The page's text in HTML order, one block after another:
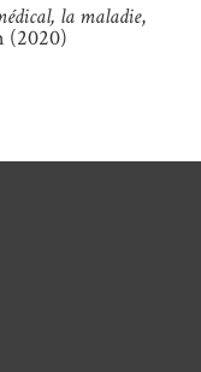
la maladie,
(2020)